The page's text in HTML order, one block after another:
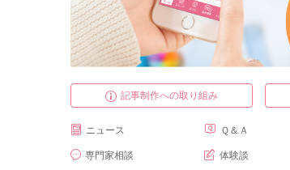
記事制作への取り組み
ニュース
専門家相談
Ｑ＆Ａ
体験談